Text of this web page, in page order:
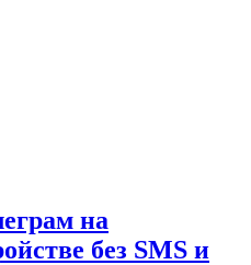
на
без SMS и